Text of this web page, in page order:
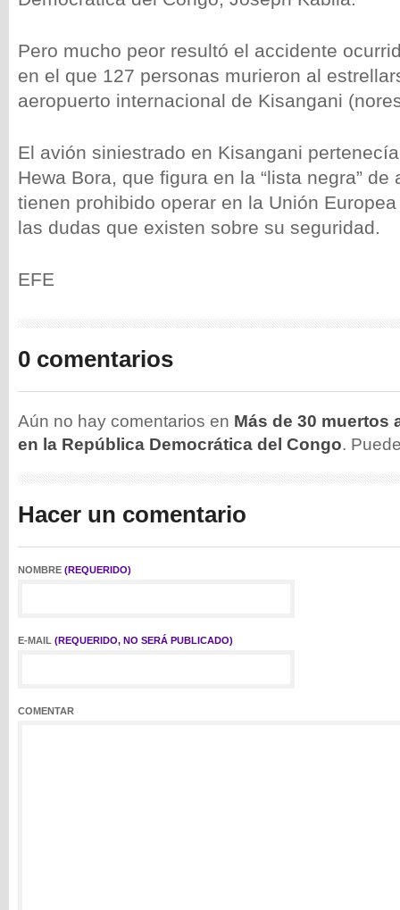
Pero mucho peor resultó el accidente
en el que 127 personas murieron al
aeropuerto internacional de Kisangani
El avión siniestrado en Kisangani
Hewa Bora, que figura en la “lista negra” de
tienen prohibido operar en la Unión
las dudas que existen sobre su seguridad.
EFE
0 comentarios
Aún no hay comentarios en Más de 30 muertos
en la República Democrática del Congo.
Hacer un comentario
NOMBRE (REQUERIDO)
E-MAIL (REQUERIDO, NO SERÁ PUBLICADO)
COMENTAR